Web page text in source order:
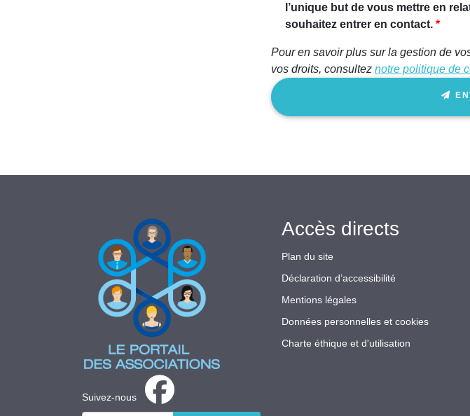
l’unique but de vous mettre en
souhaitez entrer en contact.
Pour en savoir plus sur la gestion de
vos droits, consultez notre politique de
Suivez-nous
Accès directs
Plan du site
Déclaration d’accessibilité
Mentions légales
Données personnelles et cookies
Charte éthique et d'utilisation